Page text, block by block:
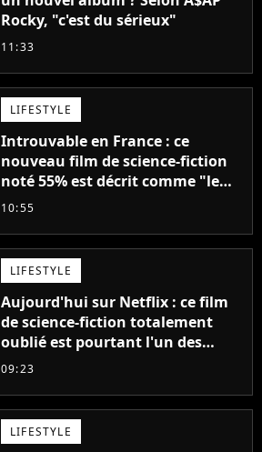
Rocky, "c'est du sérieux"
11:33
LIFESTYLE
Introuvable en France : ce
nouveau film de science-fiction
noté 55% est décrit comme "le
plus stupide de l'année"
10:55
LIFESTYLE
Aujourd'hui sur Netflix : ce film
de science-fiction totalement
oublié est pourtant l'un des
meilleurs des années 2010
09:23
LIFESTYLE